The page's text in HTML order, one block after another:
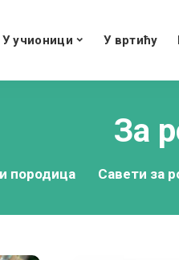
У учионици У вртићу
За
породица Савети за